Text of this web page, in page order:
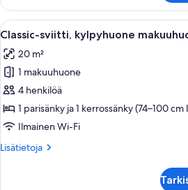
classic-
huone,
oma
Avaa
kaikki
huonetyypin
Classic-
sviitti,
kylpyhuone
makuuhuoneen
kuvat
3
Classic-sviitti, kylpyhuone
20 m²
1 makuuhuone
4 henkilöä
1 parisänky ja 1 kerrossänky (74–100 cm
Ilmainen Wi-Fi
Lisätietoja
Lisätietoja